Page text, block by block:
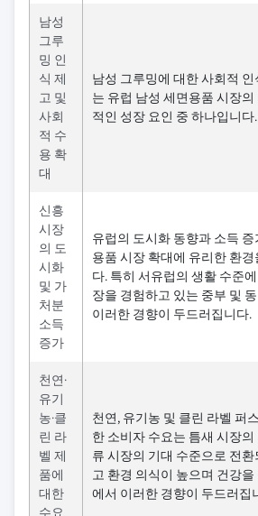
남성
그루
밍 인
식 제
고 및
사회
적 수
용 확
대
남성 그루밍에 대한 사회적
는 유럽 남성 세면용품 시장
적인 성장 요인 중 하나입니다.
신흥
시장
의 도
시화
및 가
처분
소득
증가
유럽의 도시화 동향과 소득
용품 시장 확대에 유리한 환
다. 특히 서유럽의 생활 수준
장을 경험하고 있는 중부 및
이러한 경향이 두드러집니다.
천연·
유기
농·클
린 라
벨 제
품에
대한
수요
천연, 유기농 및 클린 라벨 퍼
한 소비자 수요는 틈새 시장
류 시장의 기대 수준으로 전
고 환경 의식이 높으며 건강
에서 이러한 경향이 두드러집